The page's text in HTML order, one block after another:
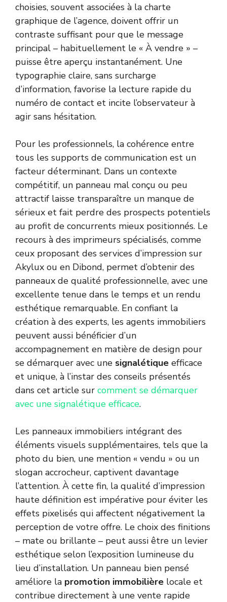
choisies, souvent associées à la charte
graphique de l’agence, doivent offrir un
contraste suffisant pour que le message
principal – habituellement le « À vendre » –
puisse être aperçu instantanément. Une
typographie claire, sans surcharge
d’information, favorise la lecture rapide du
numéro de contact et incite l’observateur à
agir sans hésitation.
Pour les professionnels, la cohérence entre
tous les supports de communication est un
facteur déterminant. Dans un contexte
compétitif, un panneau mal conçu ou peu
attractif laisse transparaître un manque de
sérieux et fait perdre des prospects potentiels
au profit de concurrents mieux positionnés. Le
recours à des imprimeurs spécialisés, comme
ceux proposant des services d’impression sur
Akylux ou en Dibond, permet d’obtenir des
panneaux de qualité professionnelle, avec une
excellente tenue dans le temps et un rendu
esthétique remarquable. En confiant la
création à des experts, les agents immobiliers
peuvent aussi bénéficier d’un
accompagnement en matière de design pour
se démarquer avec une signalétique efficace
et unique, à l’instar des conseils présentés
dans cet article sur comment se démarquer
avec une signalétique efficace.
Les panneaux immobiliers intégrant des
éléments visuels supplémentaires, tels que la
photo du bien, une mention « vendu » ou un
slogan accrocheur, captivent davantage
l’attention. À cette fin, la qualité d’impression
haute définition est impérative pour éviter les
effets pixelisés qui affectent négativement la
perception de votre offre. Le choix des finitions
– mate ou brillante – peut aussi être un levier
esthétique selon l’exposition lumineuse du
lieu d’installation. Un panneau bien pensé
améliore la promotion immobilière locale et
contribue directement à une vente rapide